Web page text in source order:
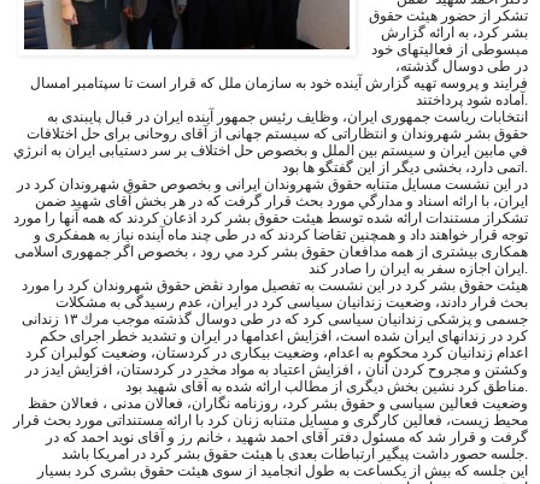
تشكر از حضور هيئت حقوق
بشر كرد، به ارائه گزارش
مبسوطى از فعاليتهاى خود
در طى دوسال گذشته،
فرايند و پروسه تهيه گزارش آينده خود به سازمان ملل كه قرار است تا سپتامبر امسال
انتخابات رياست جمهورى ايران، وظايف رئيس جمهور آينده ايران در قبال پايبندى به
حقوق بشر شهروندان و انتظاراتى كه سيستم جهانى از آقاى روحانى براى حل اختلافات
في مابين ايران و سيستم بين الملل و بخصوص حل اختلاف بر سر دستيابى ايران به انرژي
در اين نشست مسايل متنابه حقوق شهروندان ايرانى و بخصوص حقوق شهروندان كرد در
ايران، با ارائه اسناد و مدارگي مورد بحث قرار گرفت كه در هر بخش آقاى شهيد ضمن
تشكراز مستندات ارائه شده توسط هيئت حقوق بشر كرد اذعان كردند كه همه آنها را مورد
توجه قرار خواهند داد و همچنين تقاضا كردند كه در طى چند ماه آينده نياز به همفكرى و
همكارى بيشترى از همه مدافعان حقوق بشر كرد مي رود ، بخصوص اگر جمهورى اسلامى
هيئت حقوق بشر كرد در اين نشست به تفصيل موارد نڤض حقوق شهروندان كرد را مورد
بحث قرار دادند، وضعيت زندانيان سياسى كرد در ايران، عدم رسيدگى به مشكلات
جسمى و پزشكى زندانيان سياسى كرد كه در طى دوسال گذشته موجب مرك ١٣ زندانى
كرد در زندانهاى ايران شده است، افزايش اعدامها در ايران و تشديد خطر اجراى حكم
اعدام زندانيان كرد محكوم به اعدام، وضعيت بيكارى در كردستان، وضعيت كولبران كرد
وكشتن و مجروح كردن آنان ، افزايش اعتياد به مواد مخدر در كردستان، افزايش ايدز در
وضعيت فعالين سياسى و حقوق بشر كرد، روزنامه نگاران، فعالان مدنى ، فعالان حفظ
محيط زيست، فعالين كارگرى و مسايل متنابه زنان كرد با ارائه مستنداتى مورد بحث قرار
گرفت و قرار شد كه مسئول دفتر آقاى احمد شهيد ، خانم رز و آقاى نويد احمد كه در
اين جلسه كه بيش از يكساعت به طول انجاميد از سوى هيئت حقوق بشرى كرد بسيار